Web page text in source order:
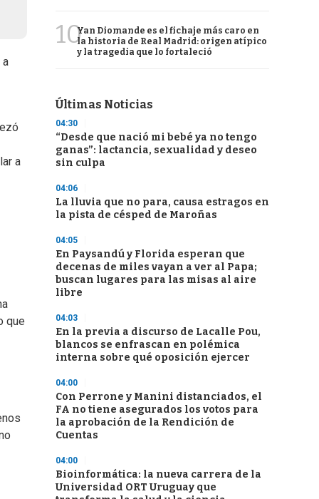
a
a
que
10Yan Diomande es el fichaje más caro en
la historia de Real Madrid: origen atípico
y la tragedia que lo fortaleció
Últimas Noticias
04:30
“Desde que nació mi bebé ya no tengo
ganas”: lactancia, sexualidad y deseo
sin culpa
04:06
La lluvia que no para, causa estragos en
la pista de césped de Maroñas
04:05
En Paysandú y Florida esperan que
decenas de miles vayan a ver al Papa;
buscan lugares para las misas al aire
libre
04:03
En la previa a discurso de Lacalle Pou,
blancos se enfrascan en polémica
interna sobre qué oposición ejercer
04:00
Con Perrone y Manini distanciados, el
FA no tiene asegurados los votos para
la aprobación de la Rendición de
Cuentas
04:00
Bioinformática: la nueva carrera de la
Universidad ORT Uruguay que